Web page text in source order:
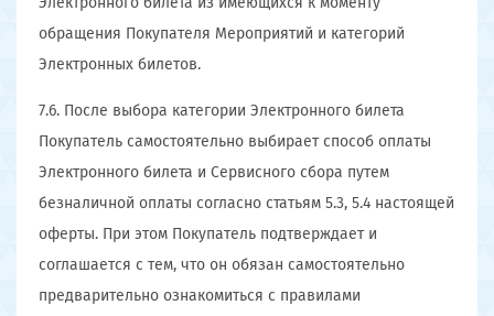
обращения Покупателя Мероприятий и категорий
Электронных билетов.
7.6. После выбора категории Электронного билета
Покупатель самостоятельно выбирает способ оплаты
Электронного билета и Сервисного сбора путем
безналичной оплаты согласно статьям 5.3, 5.4 настоящей
оферты. При этом Покупатель подтверждает и
соглашается с тем, что он обязан самостоятельно
предварительно ознакомиться с правилами